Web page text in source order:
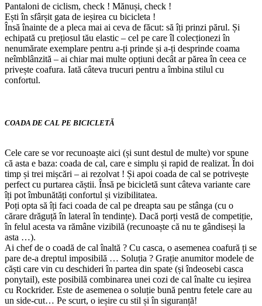
Pantaloni de ciclism, check ! Mănuși, check !
Ești în sfârșit gata de ieșirea cu bicicleta !
Însă înainte de a pleca mai ai ceva de făcut: să îți prinzi părul. Și
echipată cu prețiosul tău elastic – cel pe care îl colecționezi în
nenumărate exemplare pentru a-ți prinde și a-ți desprinde coama
neîmblânzită – ai chiar mai multe opțiuni decât ar părea în ceea ce
privește coafura. Iată câteva trucuri pentru a îmbina stilul cu
confortul.
COADA DE CAL PE BICICLETĂ
Cele care se vor recunoaște aici (și sunt destul de multe) vor spune
că asta e baza: coada de cal, care e simplu și rapid de realizat. În doi
timp și trei mișcări – ai rezolvat ! Și apoi coada de cal se potrivește
perfect cu purtarea căștii. Însă pe bicicletă sunt câteva variante care
îți pot îmbunătăți confortul și vizibilitatea.
Poți opta să îți faci coada de cal pe dreapta sau pe stânga (cu o
cărare drăguță în lateral în tendințe). Dacă porți vestă de competiție,
în felul acesta va rămâne vizibilă (recunoaște că nu te gândiseși la
asta …).
Ai chef de o coadă de cal înaltă ? Cu casca, o asemenea coafură ți se
pare de-a dreptul imposibilă … Soluția ? Grație anumitor modele de
căști care vin cu deschideri în partea din spate (și îndeosebi casca
ponytail), este posibilă combinarea unei cozi de cal înalte cu ieșirea
cu Rockrider. Este de asemenea o soluție bună pentru fetele care au
un side-cut… Pe scurt, o ieșire cu stil și în siguranță!